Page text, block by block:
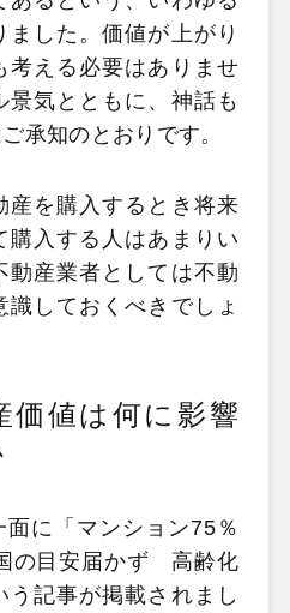
ました。価値が上がり
考える必要はありませ
景気とともに、神話も
承知のとおりです。
産を購入するとき将来
購入する人はあまりい
動産業者としては不動
しておくべきでしょ
価値は何に影響
に「マンション75％
の目安届かず 高齢化
う記事が掲載されまし